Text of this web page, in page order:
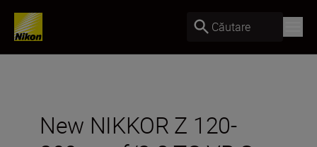
Căutare
New NIKKOR Z 120-